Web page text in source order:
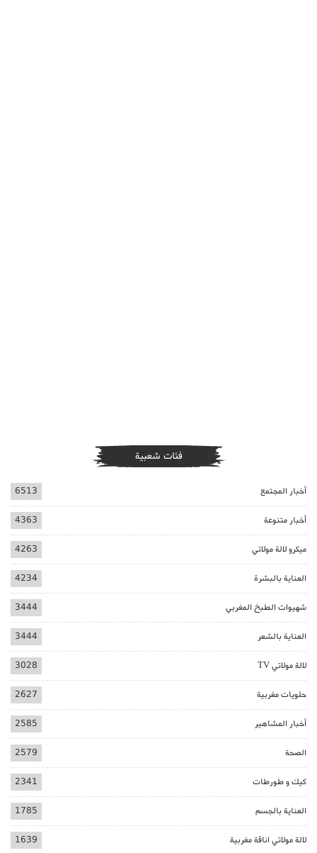
فئات شعبية
أخبار المجتمع 6513
أخبار متنوعة 4363
ميكرو لالة مولاتي 4263
العناية بالبشرة 4234
شهيوات الطبخ المغربي 3444
العناية بالشعر 3444
لالة مولاتي TV 3028
حلويات مغربية 2627
أخبار المشاهير 2585
الصحة 2579
كيك و طورطات 2341
العناية بالجسم 1785
لالة مولاتي اناقة مغربية 1639